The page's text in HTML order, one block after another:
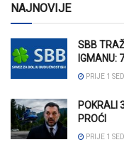
NAJNOVIJE
SBB
IGMANU:
PRIJE 1
POKRALI
PROĆI
PRIJE 1